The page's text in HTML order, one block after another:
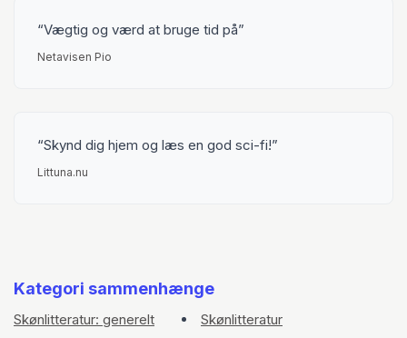
Robinson har vundet nogle af de største litterære priser,
herunder Hugo-prisen og Nebula-prisen. Hans evne til at
Vægtig og værd at bruge tid på
Netavisen Pio
Skynd dig hjem og læs en god sci-fi!
Littuna.nu
Kategori sammenhænge
Skønlitteratur: generelt
Skønlitteratur